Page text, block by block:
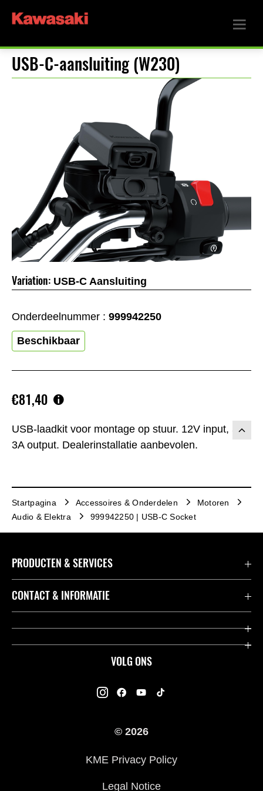
USB-C-aansluiting (W230)
USB-laadkit voor montage op stuur. 12V input, 5V
3A output. Dealerinstallatie aanbevolen.
€81,40
Variation: USB-C Aansluiting
Onderdeelnummer : 999942250
Beschikbaar
Startpagina Accessoires & Onderdelen
Motoren
Audio & Elektra
999942250 | USB-C Socket
VOLG ONS
PRODUCTEN & SERVICES
Accessoires & Onderdelen
Dealers
K-Care Fabrieksgarantie
Gebruikershandleidingen
Kawasaki Road Assistance
Veelgestelde Vragen
CONTACT & INFORMATIE
Contact
© 2026
KME Privacy Policy
Legal Notice